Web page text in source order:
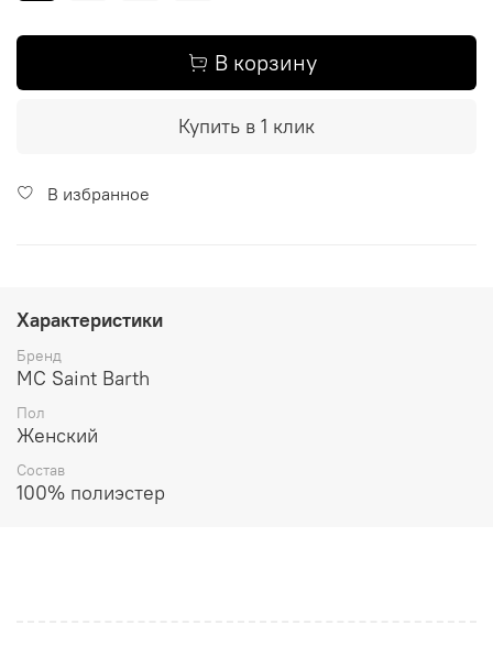
В корзину
Купить в 1 клик
В избранное
Характеристики
Бренд
MC Saint Barth
Пол
Женский
Состав
100% полиэстер